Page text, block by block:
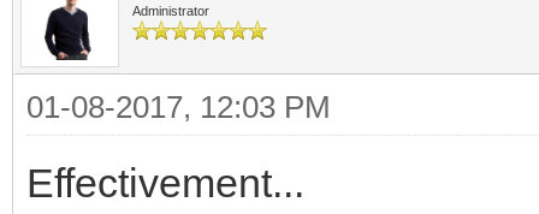
Administrator
01-08-2017, 12:03 PM
Effectivement...